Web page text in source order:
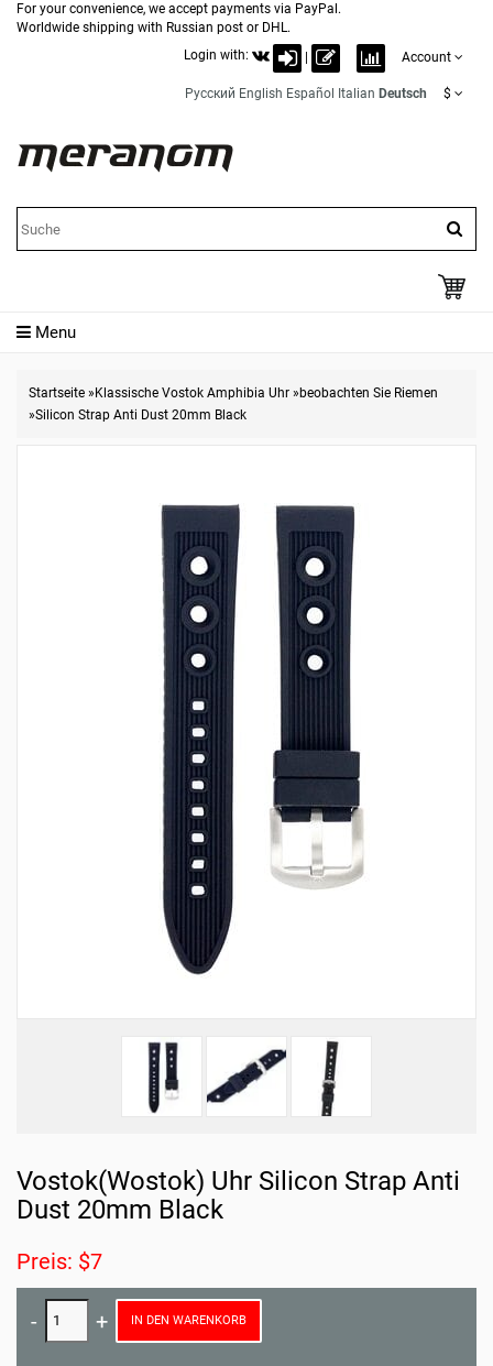
For your convenience, we accept payments via PayPal.
Worldwide shipping with Russian post or DHL.
Login with:
Account
Русский English Español Italian Deutsch $
Menu
Startseite » Klassische Vostok Amphibia Uhr »beobachten Sie Riemen
»Silicon Strap Anti Dust 20mm Black
Vostok(Wostok) Uhr Silicon Strap Anti
Dust 20mm Black
Preis: $7
IN DEN WARENKORB